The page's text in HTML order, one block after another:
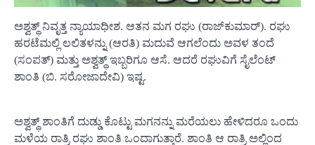
ಅಶ್ವತ್ಥ್ ನಿವೃತ್ತ ನ್ಯಾಯಾಧೀಶ. ಆತನ ಮಗ ರಘು (ರಾಜ್‍ಕುಮಾರ್). ರಘು
ಹರಟೆಮಲ್ಲಿ ಲಲಿತಳನ್ನು (ಆರತಿ) ಮದುವೆ ಆಗಲೆಂದು ಅವಳ ತಂದೆ
(ಸಂಪತ್) ಮತ್ತು ಅಶ್ವತ್ಥ್ ಇಬ್ಬರಿಗೂ ಆಸೆ. ಆದರೆ ರಘುವಿಗೆ ಸೈಲೆಂಟ್
ಶಾಂತಿ (ಬಿ. ಸರೋಜಾದೇವಿ) ಇಷ್ಟ.
ಅಶ್ವತ್ಥ್ ಶಾಂತಿಗೆ ದುಡ್ಡು ಕೊಟ್ಟು ಮಗನನ್ನು ಮರೆಯಲು ಹೇಳಿದರೂ ಒಂದು
ಮಳೆಯ ರಾತ್ರಿ ರಘು ಶಾಂತಿ ಒಂದಾಗುತ್ತಾರೆ. ಶಾಂತಿ ಆ ರಾತ್ರಿ ಅಲ್ಲಿಂದ